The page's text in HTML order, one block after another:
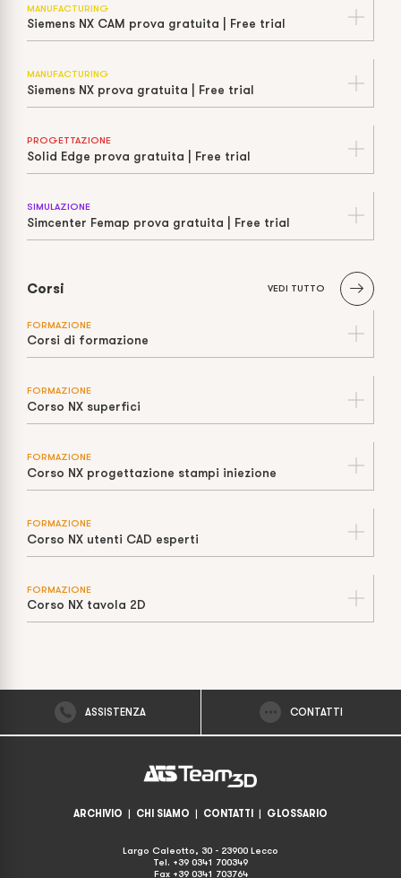
MANUFACTURING
Siemens NX CAM prova gratuita | Free trial
MANUFACTURING
Siemens NX prova gratuita | Free trial
PROGETTAZIONE
Solid Edge prova gratuita | Free trial
SIMULAZIONE
Simcenter Femap prova gratuita | Free trial
Corsi VEDI TUTTO
FORMAZIONE
Corsi di formazione
FORMAZIONE
Corso NX superfici
FORMAZIONE
Corso NX progettazione stampi iniezione
FORMAZIONE
Corso NX utenti CAD esperti
FORMAZIONE
Corso NX tavola 2D
ASSISTENZA CONTATTI
ARCHIVIO | CHI SIAMO | CONTATTI | GLOSSARIO
Largo Caleotto, 30 - 23900 Lecco
Tel. +39 0341 700349
Fax +39 0341 703764